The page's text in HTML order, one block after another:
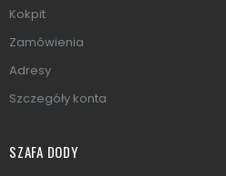
Kokpit
Zamówienia
Adresy
Szczegóły konta
SZAFA DODY